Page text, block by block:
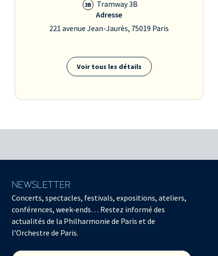
3B
Tramway 3B
Adresse
221 avenue Jean-Jaurès, 75019 Paris
Voir tous les détails
NEWSLETTER
Concerts, spectacles, festivals, expositions, ateliers,
conférences, week-ends… Restez informé des
actualités de la Philharmonie de Paris et de
l’Orchestre de Paris.